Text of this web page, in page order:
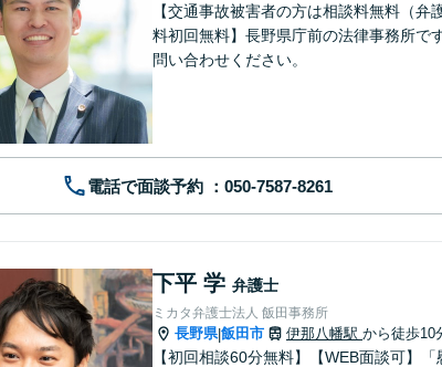
【交通事故被害者の方は相談料無料（
料初回無料】長野県庁前の法律事務所で
問い合わせください。
電話で面談予約
下平 学 弁護士
ミカタ弁護士法人 飯田事務所
長野県|飯田市 伊那八幡駅 から徒歩10
【初回相談60分無料】【WEB面談可】